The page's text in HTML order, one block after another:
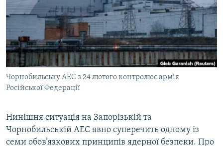
СПЕЦПРОЄКТИ
ПОДКАСТИ
КРИМ РЕАЛІЇ
РУС
УКР
ДОЛУЧАЙСЯ!
Чорнобильську АЕС з 24 лютого контролює армія
Російської Федерації
Нинішня ситуація на Запорізькій та
Чорнобильській АЕС явно суперечить одному із
семи обов’язкових принципів ядерної безпеки. Про